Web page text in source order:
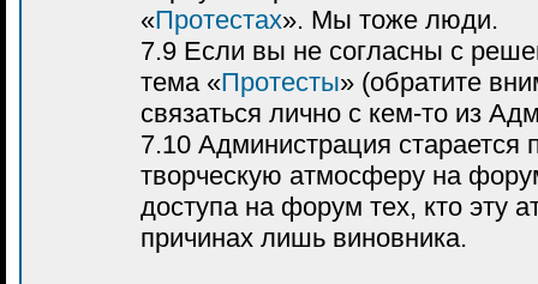
«Протестах». Мы тоже люди.
7.9 Если вы не согласны с
тема «Протесты» (обратите
связаться лично с кем-то из
7.10 Администрация
творческую атмосферу на
доступа на форум тех, кто эту
причинах лишь виновника.